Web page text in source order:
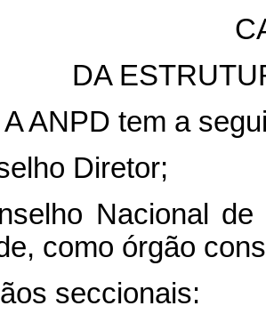
DA
ANPD tem a
Diretor;
Nacional
como órgão
seccionais: